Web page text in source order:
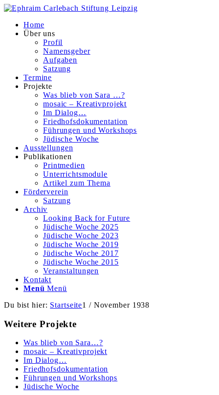
Home
Über uns
Profil
Namensgeber
Aufgaben
Satzung
Termine
Projekte
Was blieb von Sara …?
mosaic – Kreativprojekt
Im Dialog…
Friedhofsdokumentation
Führungen und Workshops
Jüdische Woche
Ausstellungen
Publikationen
Printmedien
Unterrichtsmodule
Artikel zum Thema
Förderverein
Satzung
Archiv
Looking Back for Future
Jüdische Woche 2025
Jüdische Woche 2023
Jüdische Woche 2019
Jüdische Woche 2017
Jüdische Woche 2015
Veranstaltungen
Kontakt
Menü Menü
Du bist hier: Startseite1 / November 1938
Weitere Projekte
Was blieb von Sara…?
mosaic – Kreativprojekt
Im Dialog…
Friedhofsdokumentation
Führungen und Workshops
Jüdische Woche